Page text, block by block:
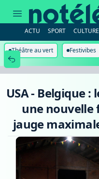
Belgique
écrans
géants
ont
une
nouvelle
fait
jauge
maximale
atteinte
Tournai
ACTU SPORT CULTURE
Théâtre au vert Festivibes
USA - Belgique
une nouvelle
jauge